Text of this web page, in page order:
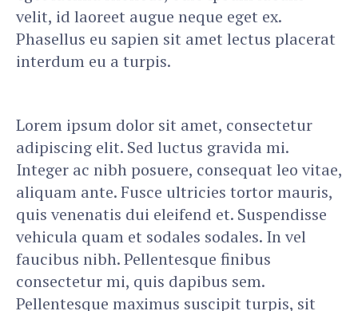
velit, id laoreet augue neque eget ex.
Phasellus eu sapien sit amet lectus placerat
interdum eu a turpis.
Lorem ipsum dolor sit amet, consectetur
adipiscing elit. Sed luctus gravida mi.
Integer ac nibh posuere, consequat leo vitae,
aliquam ante. Fusce ultricies tortor mauris,
quis venenatis dui eleifend et. Suspendisse
vehicula quam et sodales sodales. In vel
faucibus nibh. Pellentesque finibus
consectetur mi, quis dapibus sem.
Pellentesque maximus suscipit turpis, sit